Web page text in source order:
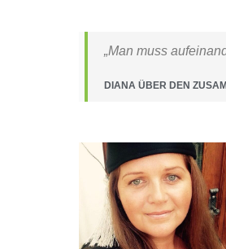
„Man muss
DIANA ÜBER DEN